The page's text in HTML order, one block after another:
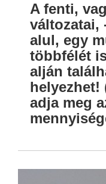
A fenti,
változatai,
alul, egy
többfélét
alján
helyezhet!
adja meg